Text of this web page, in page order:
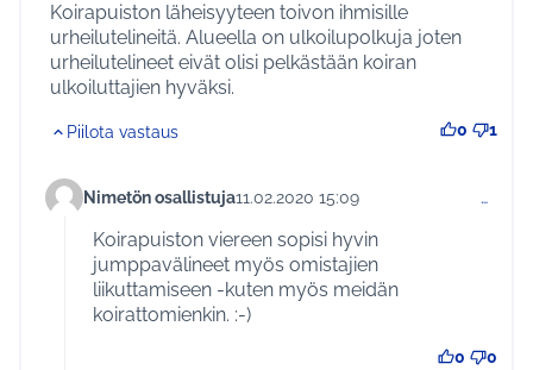
Koirapuiston läheisyyteen toivon ihmisille
urheilutelineitä. Alueella on ulkoilupolkuja joten
urheilutelineet eivät olisi pelkästään koiran
ulkoiluttajien hyväksi.
Piilota vastaus 0 1
Kommentti 304 (vastauksena kommenttiin 303)
Nimetön osallistuja11.02.2020 15:09 …
Koirapuiston viereen sopisi hyvin
jumppavälineet myös omistajien
liikuttamiseen -kuten myös meidän
koirattomienkin. :-)
0 0